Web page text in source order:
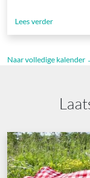
Lees verder
Naar volledige kalender